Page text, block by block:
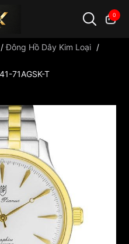
0
hồ Orient
/Đông Hồ Dây Kim Loại /
71AGSK-T